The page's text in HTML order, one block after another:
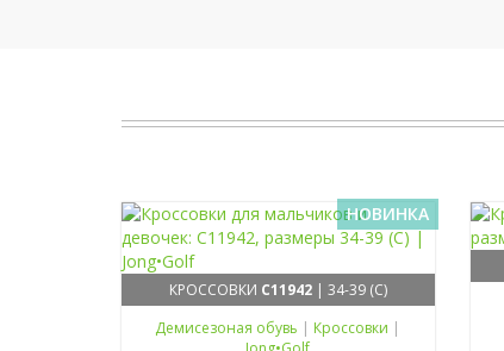
НОВИНКА
КРОССОВКИ C11942| 34-39 (C)
Демисезоная обувь | Кроссовки |